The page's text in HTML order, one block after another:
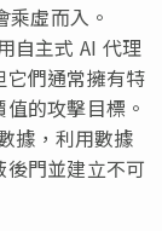
虛而入。
自主式 AI 代理
它們通常擁有特
的攻擊目標。
據，利用數據
門並建立不可